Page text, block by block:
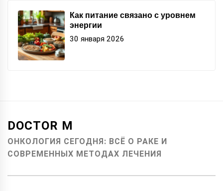
Как питание связано с уровнем
энергии
30 января 2026
DOCTOR M
ОНКОЛОГИЯ СЕГОДНЯ: ВСЁ О РАКЕ И
СОВРЕМЕННЫХ МЕТОДАХ ЛЕЧЕНИЯ